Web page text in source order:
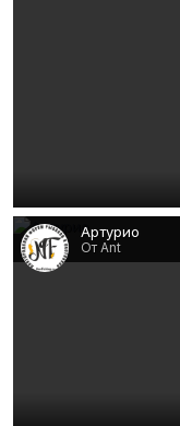
Артурио
От Ant